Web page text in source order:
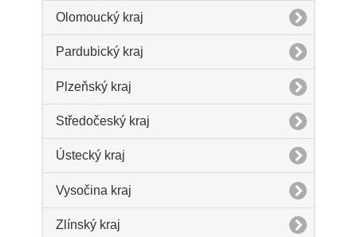
Olomoucký kraj
Pardubický kraj
Plzeňský kraj
Středočeský kraj
Ústecký kraj
Vysočina kraj
Zlínský kraj